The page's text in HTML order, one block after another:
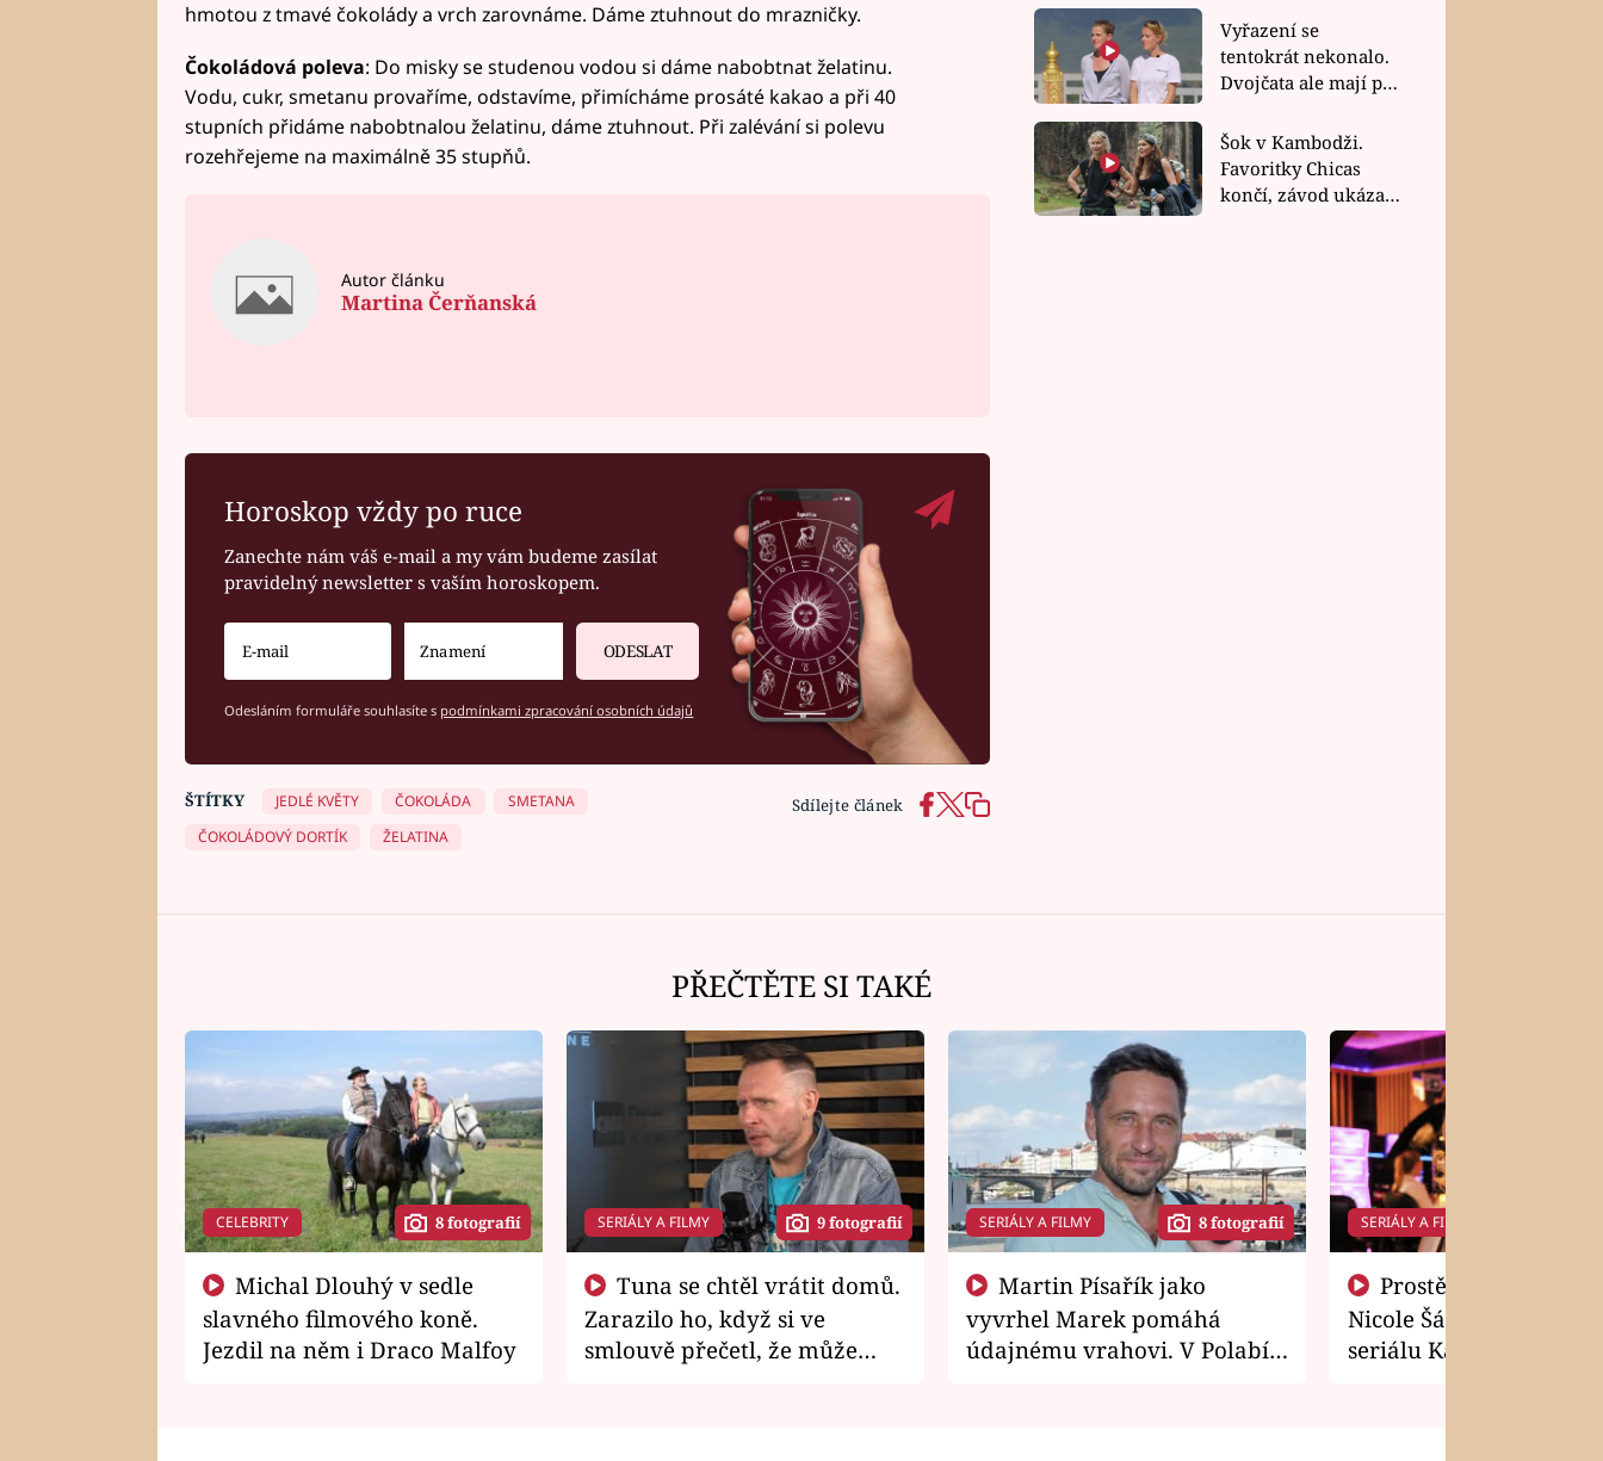
hmotou z tmavé čokolády a vrch zarovnáme. Dáme ztuhnout do mrazničky.
Čokoládová poleva: Do misky se studenou vodou si dáme nabobtnat želatinu.
Vodu, cukr, smetanu provaříme, odstavíme, přimícháme prosáté kakao a při 40
stupních přidáme nabobtnalou želatinu, dáme ztuhnout. Při zalévání si polevu
rozehřejeme na maximálně 35 stupňů.
Autor článku
Martina Čerňanská
Horoskop vždy po ruce
Zanechte nám váš e-mail a my vám budeme zasílat
pravidelný newsletter s vaším horoskopem.
ODESLAT
Odesláním formuláře souhlasíte s podmínkami zpracování osobních údajů
Sdílejte článek
ŠTÍTKY JEDLÉ KVĚTY ČOKOLÁDA
SMETANA
ČOKOLÁDOVÝ DORTÍK
ŽELATINA
rychlé recepty
Vyřazení se
tentokrát nekonalo.
Dvojčata ale mají po
závodu nůž na krku
Šok v Kambodži.
Favoritky Chicas
končí, závod ukázal
PŘEČTĚTE SI TAKÉ
CELEBRITY 8 fotografií
slavného filmového koně.
Jezdil na něm i Draco Malfoy
SERIÁLY A FILMY 9 fotografií
Zarazilo ho, když si ve
smlouvě přečetl, že může
SERIÁLY A FILMY 8 fotografií
vyvrhel Marek pomáhá
údajnému vrahovi. V Polabí
SERIÁLY A FILMY
Nicole Šáchová získala
seriálu Kamarádi